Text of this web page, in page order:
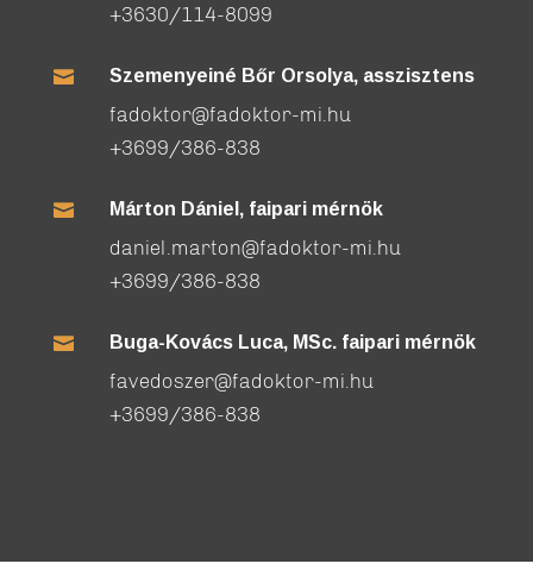
+3630/114-8099
 Szemenyeiné Bőr Orsolya, asszisztens
fadoktor@fadoktor-mi.hu
+3699/386-838
 Márton Dániel, faipari mérnök
daniel.marton@fadoktor-mi.hu
+3699/386-838
 Buga-Kovács Luca, MSc. faipari mérnök
favedoszer@fadoktor-mi.hu
+3699/386-838